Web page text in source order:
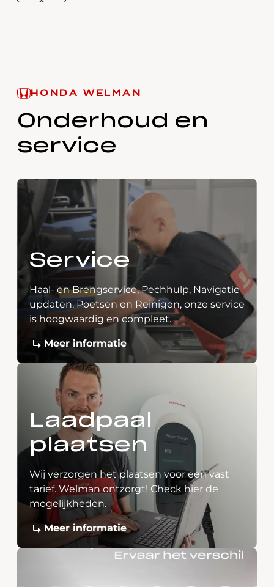
HONDA WELMAN
Onderhoud en
service
Service
Haal- en Brengservice, Pechhulp, Navigatie
updaten, Poetsen en Reinigen, onze service
is hoogwaardig en compleet.
Meer informatie
Laadpaal
plaatsen
Wij verzorgen het plaatsen voor een vast
tarief. Welman ontzorgt! Check hier de
mogelijkheden.
Meer informatie